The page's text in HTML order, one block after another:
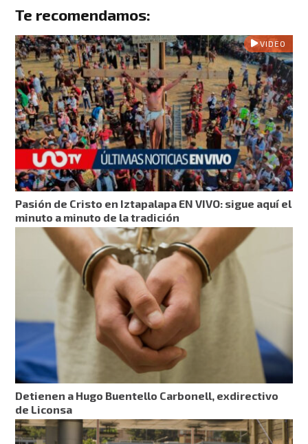
Te recomendamos:
VIDEO
Pasión de Cristo en Iztapalapa EN VIVO: sigue aquí el
minuto a minuto de la tradición
Detienen a Hugo Buentello Carbonell, exdirectivo
de Liconsa